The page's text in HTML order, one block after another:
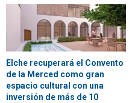
Elche recuperará el Convento
de la Merced como gran
espacio cultural con una
inversión de más de 10